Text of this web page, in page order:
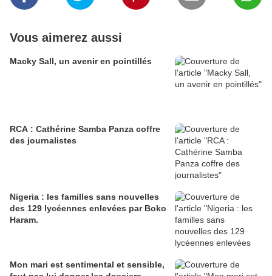
Vous aimerez aussi
Macky Sall, un avenir en pointillés
RCA : Cathérine Samba Panza coffre
des journalistes
Nigeria : les familles sans nouvelles
des 129 lycéennes enlevées par Boko
Haram.
Mon mari est sentimental et sensible,